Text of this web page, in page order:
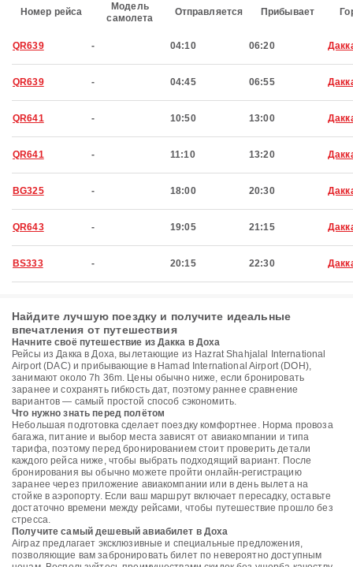
Номер рейса
Модель
самолета
Отправляется Прибывает
QR639 - 04:10 06:20
QR639 - 04:45 06:55
QR641 - 10:50 13:00
QR641 - 11:10 13:20
BG325 - 18:00 20:30
QR643 - 19:05 21:15
BS333 - 20:15 22:30
Найдите лучшую поездку и получите идеальные
впечатления от путешествия
Начните своё путешествие из Дакка в Доха
Рейсы из Дакка в Доха, вылетающие из Hazrat Shahjalal International
Airport (DAC) и прибывающие в Hamad International Airport (DOH),
занимают около 7h 36m. Цены обычно ниже, если бронировать
заранее и сохранять гибкость дат, поэтому раннее сравнение
вариантов — самый простой способ сэкономить.
Что нужно знать перед полётом
Небольшая подготовка сделает поездку комфортнее. Норма провоза
багажа, питание и выбор места зависят от авиакомпании и типа
тарифа, поэтому перед бронированием стоит проверить детали
каждого рейса ниже, чтобы выбрать подходящий вариант. После
бронирования вы обычно можете пройти онлайн-регистрацию
заранее через приложение авиакомпании или в день вылета на
стойке в аэропорту. Если ваш маршрут включает пересадку, оставьте
достаточно времени между рейсами, чтобы путешествие прошло без
стресса.
Получите самый дешевый авиабилет в Доха
Airpaz предлагает эксклюзивные и специальные предложения,
позволяющие вам забронировать билет по невероятно доступным